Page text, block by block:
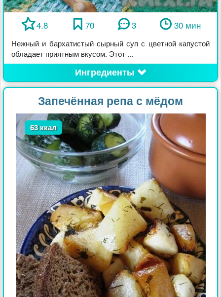
4.8 70 3 30 мин
Нежный и бархатистый сырный суп с цветной капустой
обладает приятным вкусом. Этот ...
Ингредиенты
Запечённая репа с мёдом
63 ккал